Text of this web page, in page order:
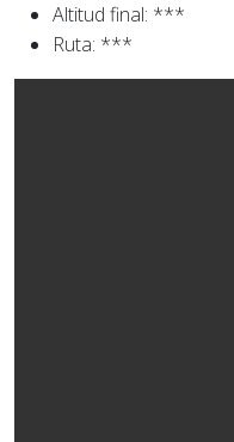
Altitud final: ***
Ruta: ***